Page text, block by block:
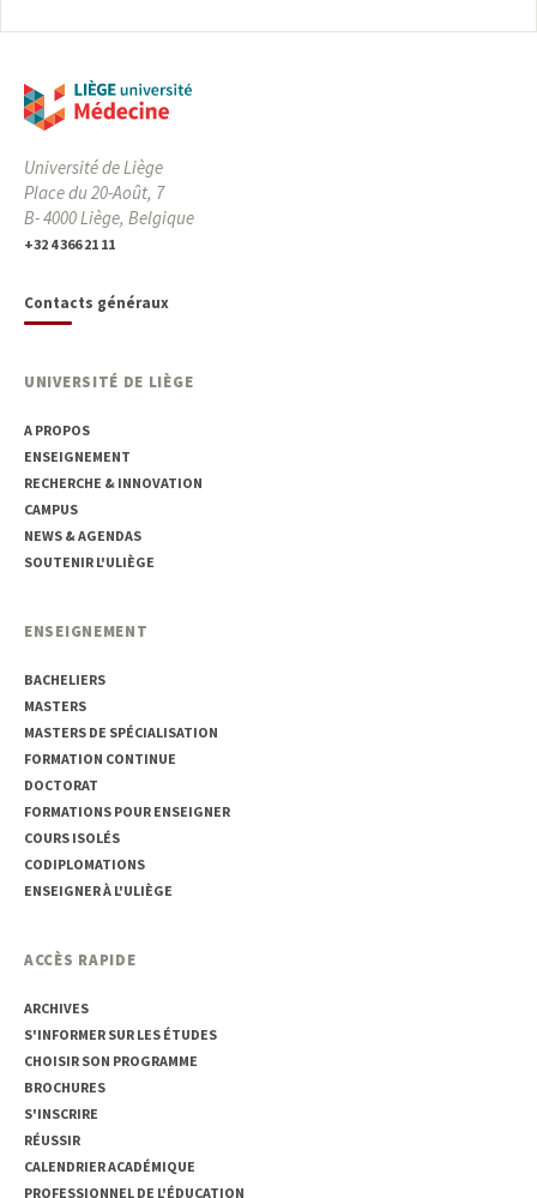
Université de Liège
Place du 20-Août, 7
B- 4000 Liège, Belgique
+32 4 366 21 11
Contacts généraux
UNIVERSITÉ DE LIÈGE
A PROPOS
ENSEIGNEMENT
RECHERCHE & INNOVATION
CAMPUS
NEWS & AGENDAS
SOUTENIR L'ULIÈGE
ENSEIGNEMENT
BACHELIERS
MASTERS
MASTERS DE SPÉCIALISATION
FORMATION CONTINUE
DOCTORAT
FORMATIONS POUR ENSEIGNER
COURS ISOLÉS
CODIPLOMATIONS
ENSEIGNER À L'ULIÈGE
ACCÈS RAPIDE
ARCHIVES
S'INFORMER SUR LES ÉTUDES
CHOISIR SON PROGRAMME
BROCHURES
S'INSCRIRE
RÉUSSIR
CALENDRIER ACADÉMIQUE
PROFESSIONNEL DE L'ÉDUCATION